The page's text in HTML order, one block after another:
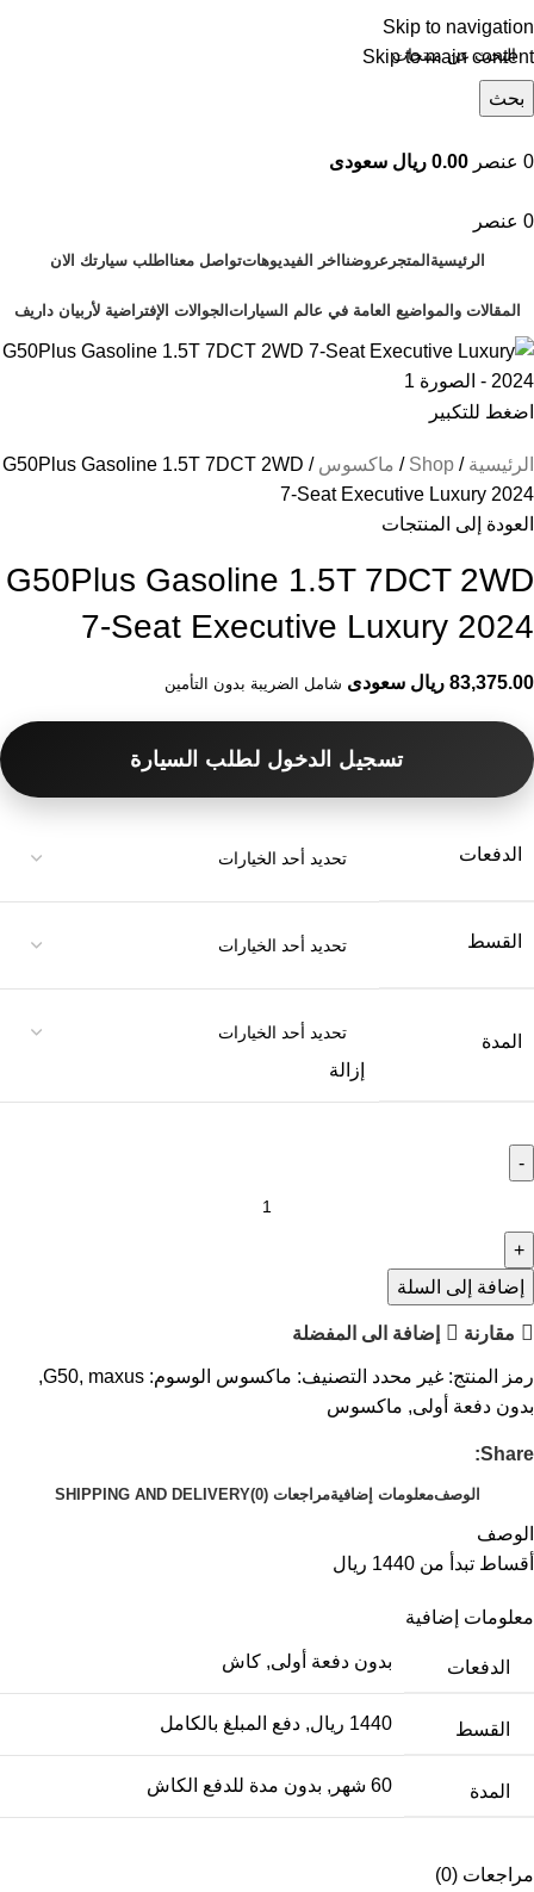
Skip to navigation
Skip to main content
بحث
0 عنصر 0.00 ريال سعودى
0 عنصر
الرئيسية المتجر عروضنا اخر الفيديوهاتتواصل معنا اطلب سيارتك الان
المقالات والمواضيع العامة في عالم السيارات الجوالات الإفتراضية لأربيان داريف
اضغط للتكبير
الرئيسية Shop ماكسوس G50Plus Gasoline 1.5T 7DCT 2WD
7-Seat Executive Luxury 2024
العودة إلى المنتجات
G50Plus Gasoline 1.5T 7DCT 2WD
7-Seat Executive Luxury 2024
83,375.00 ريال سعودى شامل الضريبة بدون التأمين
تسجيل الدخول لطلب السيارة
الدفعات
القسط
المدة
إزالة
إضافة إلى السلة
مقارنة إضافة الى المفضلة
رمز المنتج: غير محدد التصنيف: ماكسوس الوسوم: G50, maxus
,
بدون دفعة أولى, ماكسوس
Share:
الوصفمعلومات إضافيةمراجعات (0) SHIPPING AND DELIVERY
الوصف
أقساط تبدأ من 1440 ريال
معلومات إضافية
الدفعات بدون دفعة أولى, كاش
القسط 1440 ريال , دفع المبلغ بالكامل
المدة 60 شهر , بدون مدة للدفع الكاش
مراجعات (0)